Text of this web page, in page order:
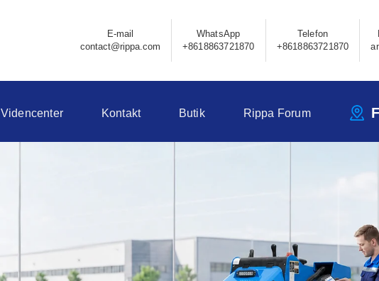
E-mail
contact@rippa.com
WhatsApp
+8618863721870
Telefon
+8618863721870
Videncenter Kontakt Butik Rippa Forum